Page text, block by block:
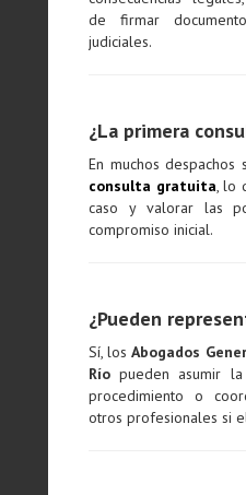
de firmar
judiciales.
¿La primera
En muchos despachos
consulta gratuita, lo
caso y valorar las
compromiso inicial.
¿Pueden
Sí, losAbogados
Río pueden asumir
procedimiento o
otros profesionales si